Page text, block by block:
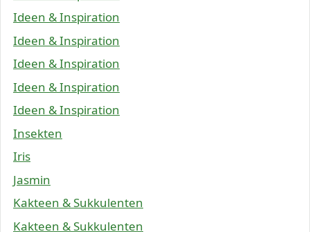
Ideen & Inspiration
Ideen & Inspiration
Ideen & Inspiration
Ideen & Inspiration
Ideen & Inspiration
Insekten
Iris
Jasmin
Kakteen & Sukkulenten
Kakteen & Sukkulenten